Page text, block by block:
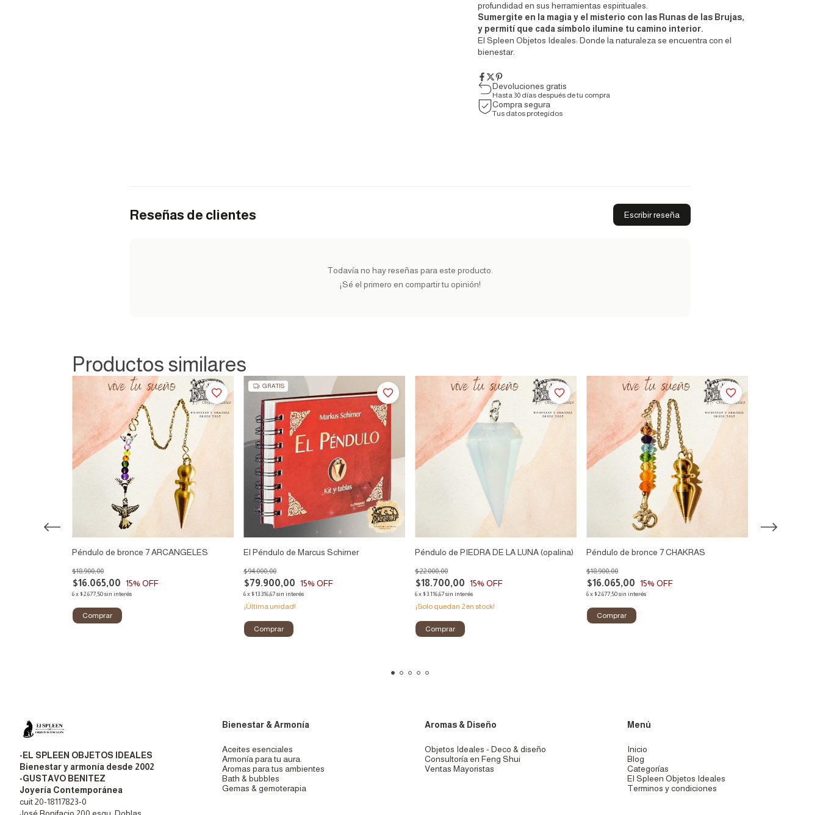
profundidad en sus herramientas espirituales.
Sumergite en la magia y el misterio con las Runas de las Brujas,
y permití que cada símbolo ilumine tu camino interior.
El Spleen Objetos Ideales: Donde la naturaleza se encuentra con el
bienestar.
Devoluciones gratis
Hasta 30 días después de tu compra
Compra segura
Tus datos protegidos
Reseñas de clientes Escribir reseña
Todavía no hay reseñas para este producto.
¡Sé el primero en compartir tu opinión!
Productos similares
Péndulo de bronce 7 ARCANGELES
$16.065,00
$18.900,00
15% OFF
6x$2.677,50sin interés
GRATIS
El Péndulo de Marcus Schirner
$79.900,00
$94.000,00
15% OFF
6x$13.316,67sin interés
¡Última unidad!
Péndulo de PIEDRA DE LA LUNA (opalina)
$18.700,00
$22.000,00
15% OFF
6x$3.116,67sin interés
¡Solo quedan 2en stock!
Péndulo de bronce 7 CHAKRAS
$16.065,00
$18.900,00
15% OFF
6x$2.677,50sin interés
-EL SPLEEN OBJETOS IDEALES
Bienestar y armonía desde 2002
-GUSTAVO BENITEZ
Joyería Contemporánea
cuit 20-18117823-0
Bienestar & Armonía
Aceites esenciales
Armonía para tu aura.
Aromas para tus ambientes
Bath & bubbles
Gemas & gemoterapia
Aromas & Diseño
Objetos Ideales - Deco & diseño
Consultoría en Feng Shui
Ventas Mayoristas
Menú
Inicio
Blog
Categorías
El Spleen Objetos Ideales
Terminos y condiciones